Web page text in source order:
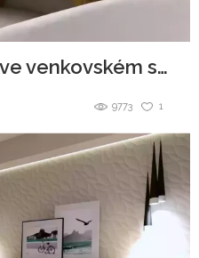
Moderní koupelna ve venkovském stavení
1
9773